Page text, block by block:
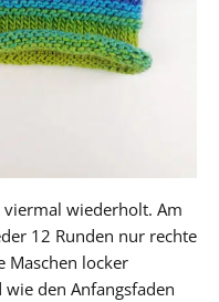
wiederholt. Am
12 Runden nur rechte
Maschen locker
den Anfangsfaden